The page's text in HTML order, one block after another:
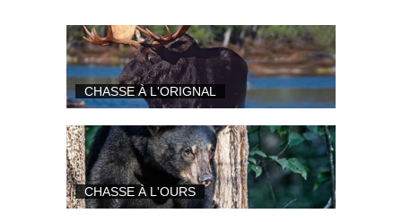
CHASSE À L'ORIGNAL
CHASSE À L'OURS